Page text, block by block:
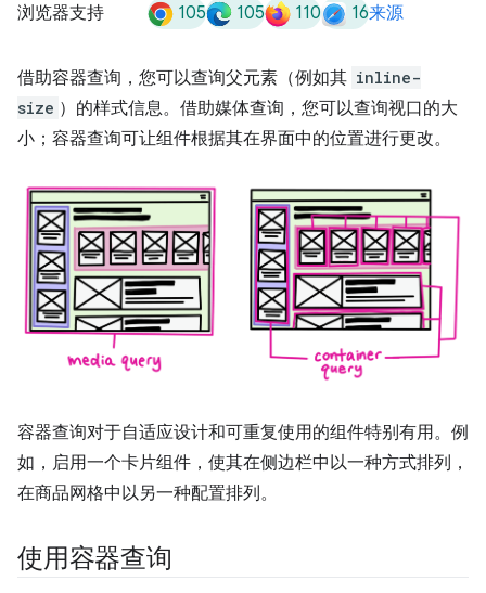
浏览器支持 105 105 110 16来源
借助容器查询，您可以查询父元素（例如其 inline-
size ）的样式信息。借助媒体查询，您可以查询视口的大
小；容器查询可让组件根据其在界面中的位置进行更改。
容器查询对于自适应设计和可重复使用的组件特别有用。例
如，启用一个卡片组件，使其在侧边栏中以一种方式排列，
在商品网格中以另一种配置排列。
使用容器查询